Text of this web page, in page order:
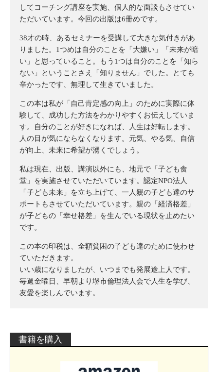
してコーチング講座を実施、個人的な面談もさせてい
ただいています。今回の出版は6冊めです。
38才の時、あるセミナーを受講して大きな気付きがあ
りました。1つめは自分のことを「大嫌い」「未来が暗
い」と思っていること。もう1つは自分のことを「知ら
ない」ということさえ「知りません」でした。とても
辛かったです、無理して生きていました。
この本は私が「自己肯定感の向上」のために実際に体
験して、成功した方法をわかりやすくお伝えしていま
す。自分のことが好きになれば、人生は好転します。
人の目が気にならなくなります。元気、やる気、自信
が向上、未来に希望が湧くでしょう。
私は現在、出版、講演以外にも、地元で「子ども食
堂」を実施させていただいています。認定NPO法人
「子ども未来」を立ち上げて、一人親の子ども達のサ
ポートもさせていただいています。親の「経済格差」
が子どもの「幸せ格差」を生んでいる現状を止めたい
です。
この本の印税は、全額貧困の子ども達のために使わせ
ていただきます。
いい歳になりましたが、いつまでも発展途上人です。
毎週金曜日、早朝より堺市倫理法人会で人生を学び、
友愛を楽しんでいます。
書籍を購入